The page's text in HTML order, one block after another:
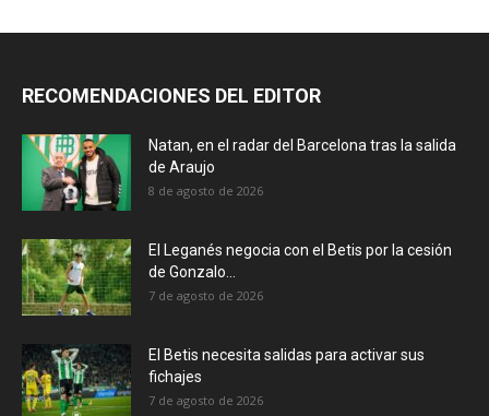
RECOMENDACIONES DEL EDITOR
Natan, en el radar del Barcelona tras la salida
de Araujo
8 de agosto de 2026
El Leganés negocia con el Betis por la cesión
de Gonzalo...
7 de agosto de 2026
El Betis necesita salidas para activar sus
fichajes
7 de agosto de 2026